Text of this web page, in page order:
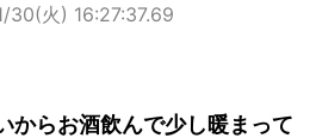
30(火) 16:27:37.69
からお酒飲んで少し暖まって